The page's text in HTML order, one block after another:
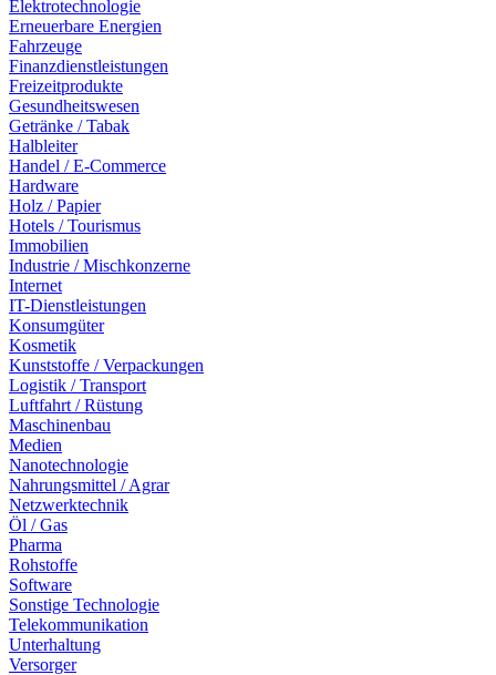
Elektrotechnologie
Erneuerbare Energien
Fahrzeuge
Finanzdienstleistungen
Freizeitprodukte
Gesundheitswesen
Getränke / Tabak
Halbleiter
Handel / E-Commerce
Hardware
Holz / Papier
Hotels / Tourismus
Immobilien
Industrie / Mischkonzerne
Internet
IT-Dienstleistungen
Konsumgüter
Kosmetik
Kunststoffe / Verpackungen
Logistik / Transport
Luftfahrt / Rüstung
Maschinenbau
Medien
Nanotechnologie
Nahrungsmittel / Agrar
Netzwerktechnik
Öl / Gas
Pharma
Rohstoffe
Software
Sonstige Technologie
Telekommunikation
Unterhaltung
Versorger